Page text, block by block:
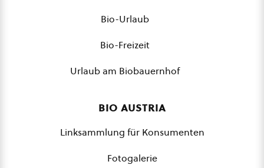
Bio-Urlaub
Bio-Freizeit
Urlaub am Biobauernhof
bio austria
Linksammlung für Konsumenten
Fotogalerie